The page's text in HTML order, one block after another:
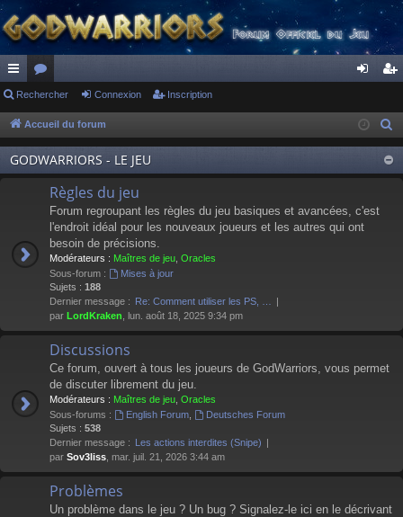
ac
co
ur
ci
or
u
m
s
ne
xi
on
cri
pti
on
Rechercher Connexion Inscription
Accueil du forum
GODWARRIORS - LE JEU
Règles du jeu
Forum regroupant les règles du jeu basiques et avancées, c'est
l'endroit idéal pour les nouveaux joueurs et les autres qui ont
besoin de précisions.
Modérateurs : Maîtres de jeu Oracles
Sous-forum :
Mises à jour
Sujets : 188
Dernier message : Re: Comment utiliser les PS, …
par LordKraken , lun. août 18, 2025 9:34 pm
Discussions
Ce forum, ouvert à tous les joueurs de GodWarriors, vous permet
de discuter librement du jeu.
Modérateurs : Maîtres de jeu Oracles
Sous-forums :
English Forum,
Deutsches Forum
Sujets : 538
Dernier message : Les actions interdites (Snipe)
par Sov3liss , mar. juil. 21, 2026 3:44 am
Problèmes
Un problème dans le jeu ? Un bug ? Signalez-le ici en le décrivant